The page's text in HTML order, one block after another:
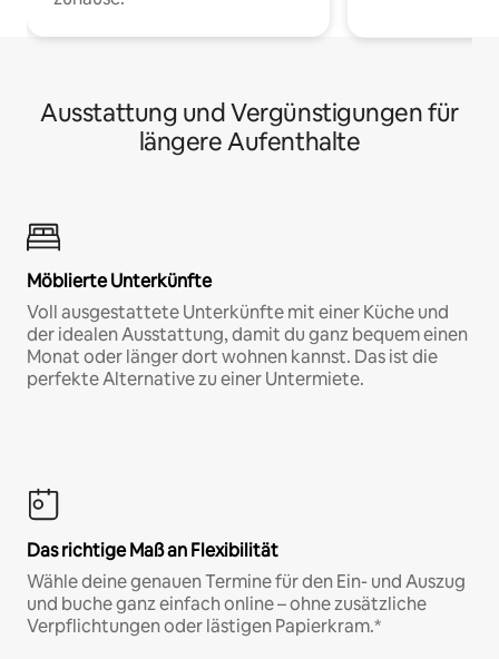
Ausstattung und Vergünstigungen für
längere Aufenthalte
Möblierte Unterkünfte
Voll ausgestattete Unterkünfte mit einer Küche und
der idealen Ausstattung, damit du ganz bequem einen
Monat oder länger dort wohnen kannst. Das ist die
perfekte Alternative zu einer Untermiete.
Das richtige Maß an Flexibilität
Wähle deine genauen Termine für den Ein- und Auszug
und buche ganz einfach online – ohne zusätzliche
Verpflichtungen oder lästigen Papierkram.*